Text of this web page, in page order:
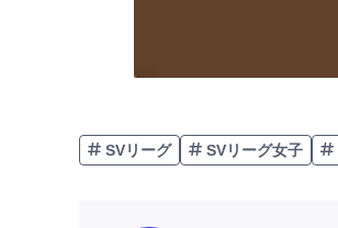
SVリーグ SVリーグ女子